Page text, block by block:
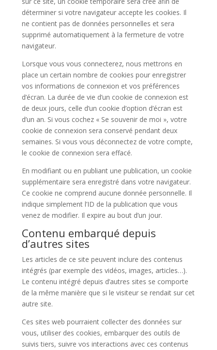
déterminer si votre navigateur accepte les cookies. Il
ne contient pas de données personnelles et sera
supprimé automatiquement à la fermeture de votre
navigateur.
Lorsque vous vous connecterez, nous mettrons en
place un certain nombre de cookies pour enregistrer
vos informations de connexion et vos préférences
d’écran. La durée de vie d’un cookie de connexion est
de deux jours, celle d’un cookie d’option d’écran est
d’un an. Si vous cochez « Se souvenir de moi », votre
cookie de connexion sera conservé pendant deux
semaines. Si vous vous déconnectez de votre compte,
le cookie de connexion sera effacé.
En modifiant ou en publiant une publication, un cookie
supplémentaire sera enregistré dans votre navigateur.
Ce cookie ne comprend aucune donnée personnelle. Il
indique simplement l’ID de la publication que vous
venez de modifier. Il expire au bout d’un jour.
Contenu embarqué depuis
d’autres sites
Les articles de ce site peuvent inclure des contenus
intégrés (par exemple des vidéos, images, articles…).
Le contenu intégré depuis d’autres sites se comporte
de la même manière que si le visiteur se rendait sur cet
autre site.
Ces sites web pourraient collecter des données sur
vous, utiliser des cookies, embarquer des outils de
suivis tiers, suivre vos interactions avec ces contenus